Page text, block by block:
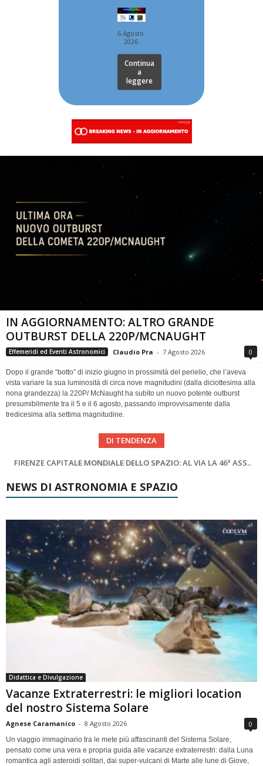
6 Agosto
2026
Continua
a
leggere
IN AGGIORNAMENTO: ALTRO GRANDE
OUTBURST DELLA 220P/MCNAUGHT
Effemeridi ed Eventi Astronomici Claudio Pra - 7 Agosto 2026 0
Dopo il grande “botto” di inizio giugno in prossimità del perielio, che l’aveva
vista variare la sua luminosità di circa nove magnitudini (dalla diciottesima alla
nona grandezza) la 220P/ McNaught ha subìto un nuovo potente outburst
presumibilmente tra il 5 e il 6 agosto, passando improvvisamente dalla
tredicesima alla settima magnitudine.
DI TENDENZA
FIRENZE CAPITALE MONDIALE DELLO SPAZIO: AL VIA LA 46ª ASSEMBLEA SCIENTIFICA DEL COSPAR
Cielo del Mese di Agosto 2026
NEWS DI ASTRONOMIA E SPAZIO
Didattica e Divulgazione
Vacanze Extraterrestri: le migliori location
del nostro Sistema Solare
Agnese Caramanico - 8 Agosto 2026 0
Un viaggio immaginario tra le mete più affascinanti del Sistema Solare,
pensato come una vera e propria guida alle vacanze extraterrestri: dalla Luna
romantica agli asteroidi solitari, dai super-vulcani di Marte alle lune di Giove,